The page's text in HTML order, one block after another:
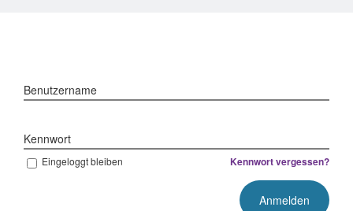
Benutzername
Kennwort
Eingeloggt bleiben Kennwort vergessen?